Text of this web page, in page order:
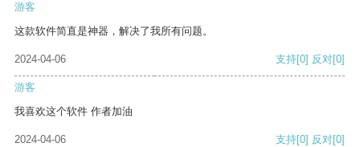
游客
这款软件简直是神器，解决了我所有问题。
2024-04-06 支持[0] 反对[0]
游客
我喜欢这个软件 作者加油
2024-04-06 支持[0] 反对[0]